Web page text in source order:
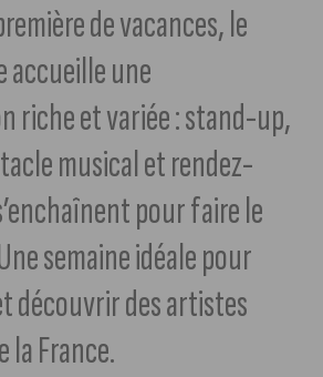
de vacances, le
accueille une
riche et variée : stand-up,
musical et rendez-
pour faire le
semaine idéale pour
découvrir des artistes
la France.